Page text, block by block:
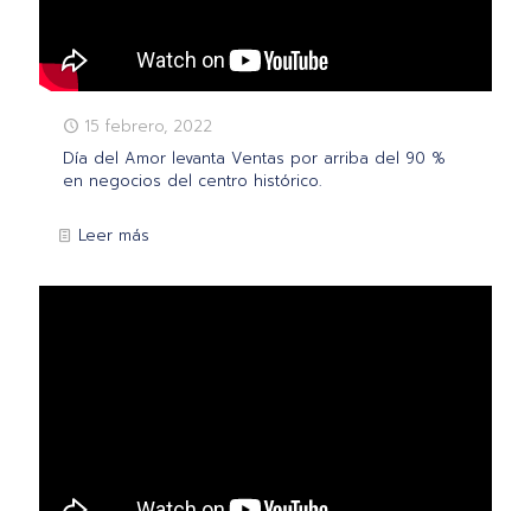
15 febrero, 2022
Día del Amor levanta Ventas por arriba del 90 %
en negocios del centro histórico.
Leer más